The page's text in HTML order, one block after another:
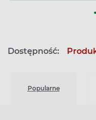
Dostępność:
Popularne